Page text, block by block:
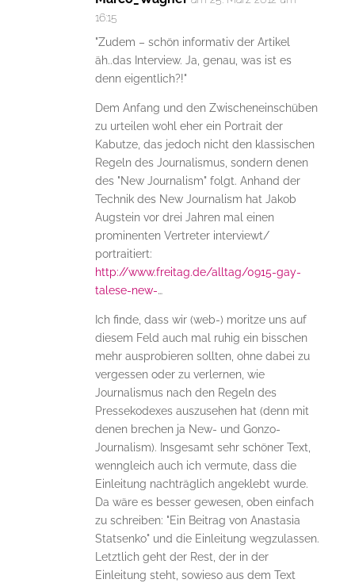
16:15
"Zudem – schön informativ der Artikel
äh..das Interview. Ja, genau, was ist es
denn eigentlich?!"
Dem Anfang und den Zwischeneinschüben
zu urteilen wohl eher ein Portrait der
Kabutze, das jedoch nicht den klassischen
Regeln des Journalismus, sondern denen
des "New Journalism" folgt. Anhand der
Technik des New Journalism hat Jakob
Augstein vor drei Jahren mal einen
prominenten Vertreter interviewt/
portraitiert:
http://www.freitag.de/alltag/0915-gay-
talese-new-…
Ich finde, dass wir (web-) moritze uns auf
diesem Feld auch mal ruhig ein bisschen
mehr ausprobieren sollten, ohne dabei zu
vergessen oder zu verlernen, wie
Journalismus nach den Regeln des
Pressekodexes auszusehen hat (denn mit
denen brechen ja New- und Gonzo-
Journalism). Insgesamt sehr schöner Text,
wenngleich auch ich vermute, dass die
Einleitung nachträglich angeklebt wurde.
Da wäre es besser gewesen, oben einfach
zu schreiben: "Ein Beitrag von Anastasia
Statsenko" und die Einleitung wegzulassen.
Letztlich geht der Rest, der in der
Einleitung steht, sowieso aus dem Text